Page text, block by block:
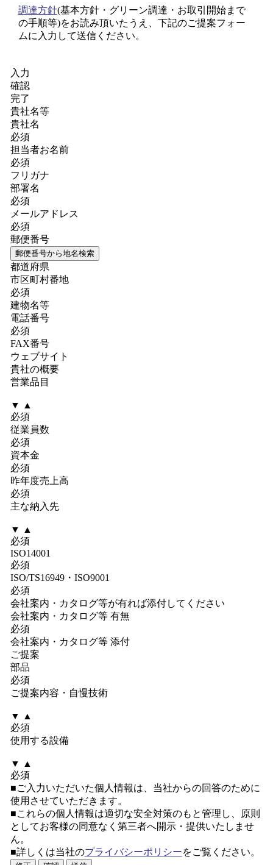
調達方針(基本方針・グリーン調達・お取引開始まで
の手順等)をお読み頂いたうえ、下記のご提案フォー
ムに入力して送信ください。
入力
確認
完了
貴社名等
貴社名
必須
担当者お名前
必須
フリガナ
部署名
必須
メールアドレス
必須
郵便番号
郵便番号から地名検索
都道府県
市区町村番地
必須
建物名等
電話番号
必須
FAX番号
ウェブサイト
貴社の概要
営業品目
▼
▲
必須
従業員数
必須
資本金
必須
昨年度売上高
必須
主な納入先
▼
▲
必須
ISO14001
必須
ISO/TS16949・ISO9001
必須
会社案内・カタログ等が有れば添付してください
会社案内・カタログ等 有無
必須
会社案内・カタログ等 添付
ご提案
部品
必須
ご提案内容・自慢技術
▼
▲
必須
使用する設備
▼
▲
必須
■ご入力いただいた個人情報は、当社からの回答のために
使用させていただきます。
■これらの個人情報は適切な安全対策のもと管理し、原則
としてお客様の同意なく第三者へ開示・提供いたしませ
ん。
■詳しくは当社のプライバシーポリシーをご覧ください。